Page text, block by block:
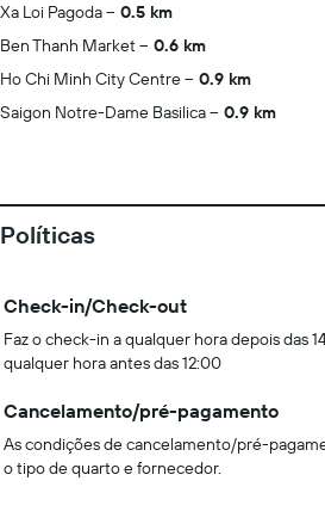
Xa Loi Pagoda
0.5 km
Ben Thanh Market
0.6 km
Ho Chi Minh City Centre
0.9 km
Saigon Notre-Dame Basilica
0.9 km
Políticas
Check-in/Check-out
Faz o check-in a qualquer hora depois das
qualquer hora antes das 12:00
Cancelamento/pré-pagamento
As condições de cancelamento/pré-
o tipo de quarto e fornecedor.